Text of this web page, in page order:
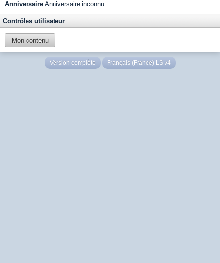
Anniversaire Anniversaire inconnu
Contrôles utilisateur
Mon contenu
Version complète Français (France) LS v4